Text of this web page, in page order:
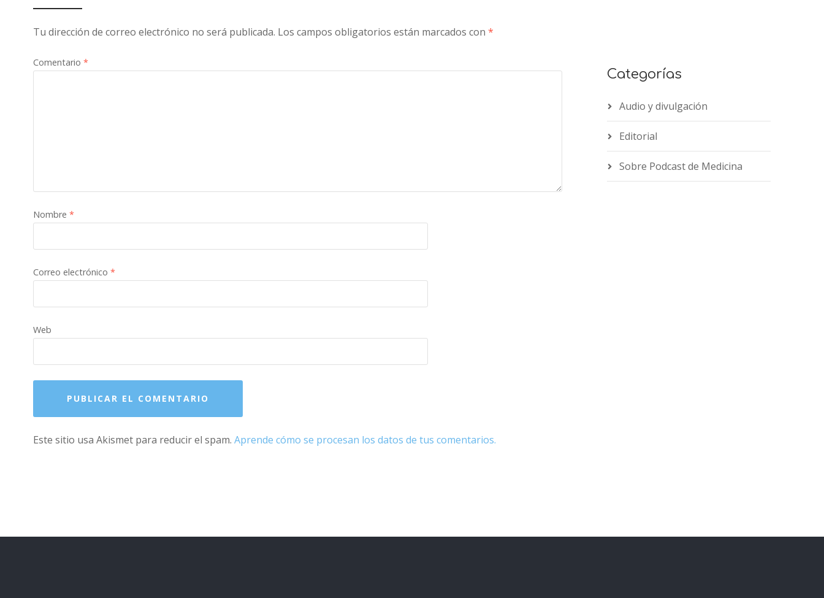
Tu dirección de correo electrónico no será publicada. Los campos obligatorios están marcados con *
Comentario *
Nombre *
Correo electrónico *
Web
Este sitio usa Akismet para reducir el spam. Aprende cómo se procesan los datos de tus comentarios.
Categorías
Audio y divulgación
Editorial
Sobre Podcast de Medicina